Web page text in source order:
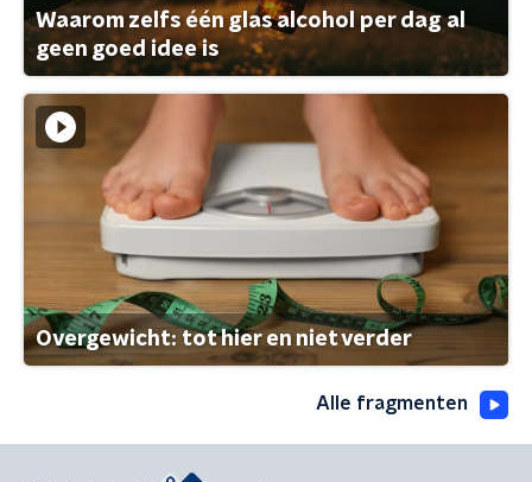
Waarom zelfs één glas alcohol per dag al
geen goed idee is
Overgewicht: tot hier en niet verder
Alle fragmenten